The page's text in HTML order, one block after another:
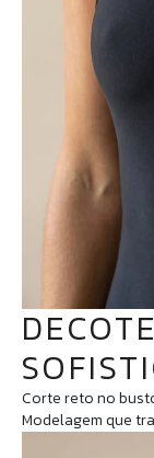
Corte reto no
Modelagem que